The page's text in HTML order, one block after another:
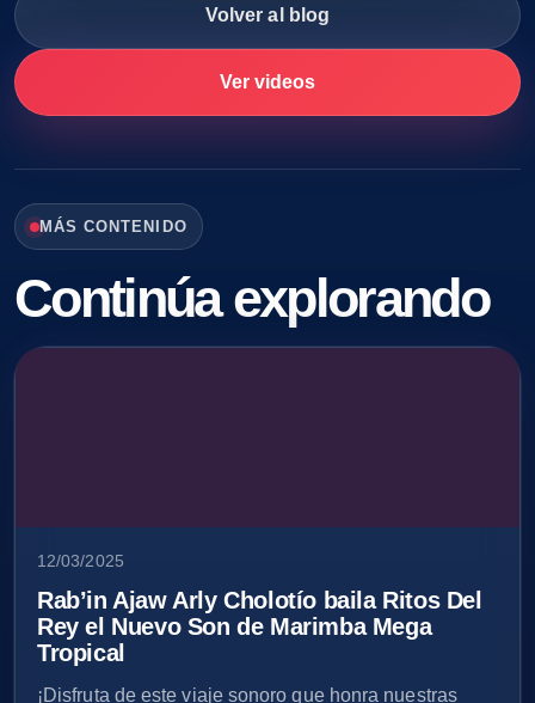
Volver al blog
Ver videos
MÁS CONTENIDO
Continúa explorando
12/03/2025
Rab’in Ajaw Arly Cholotío baila Ritos Del
Rey el Nuevo Son de Marimba Mega
Tropical
¡Disfruta de este viaje sonoro que honra nuestras